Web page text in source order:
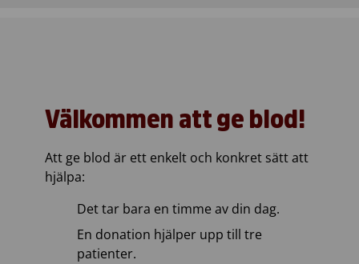
Välkommen att ge blod!
Att ge blod är ett enkelt och konkret sätt att
hjälpa:
Det tar bara en timme av din dag.
En donation hjälper upp till tre
patienter.